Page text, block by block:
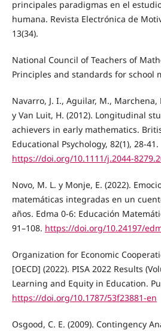
principales paradigmas en el
humana. Revista Electrónica de
13(34).
National Council of Teachers of
Principles and standards for school
Navarro, J. I., Aguilar, M., Marchena,
y Van Luit, H. (2012). Longitudinal
achievers in early mathematics.
Educational Psychology, 82(1), 28-41.
https://doi.org/10.1111/j.2044-
Novo, M. L. y Monje, E. (2022).
matemáticas integradas en un
años. Edma 0-6: Educación
91–108. https://doi.org/10.24197/
Organization for Economic
[OECD] (2022). PISA 2022 Results
Learning and Equity in Education.
https://doi.org/10.1787/53f23881-en
Osgood, C. E. (2009). Contingency